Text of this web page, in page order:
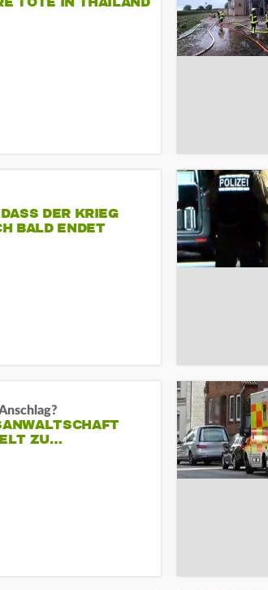
DER KRIEG
BALD ENDET
ZU…